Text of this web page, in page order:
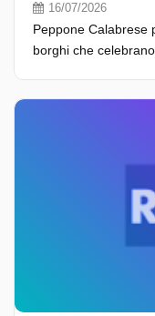
16/07/2026
Peppone Calabrese
borghi che